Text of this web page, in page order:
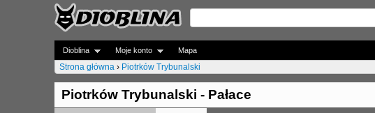
Dioblina Moje konto Mapa
J
e
Strona główna › Piotrków Trybunalski
Piotrków Trybunalski - Pałace